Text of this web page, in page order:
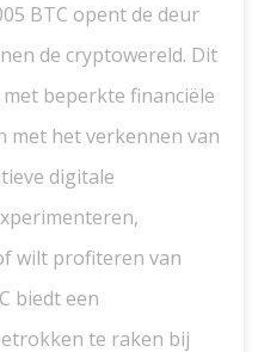
BTC opent de deur
de cryptowereld. Dit
beperkte financiële
met het verkennen van
digitale
wilt profiteren van
biedt een
te raken bij